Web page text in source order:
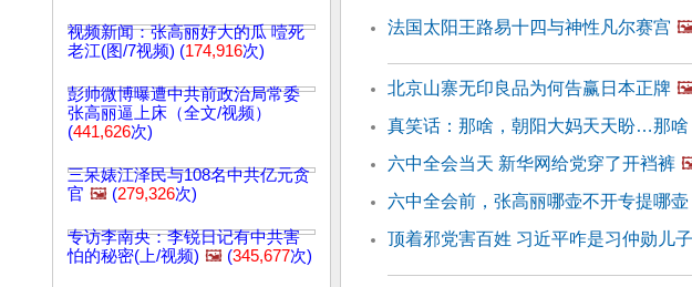
视频新闻：张高丽好大的瓜 噎死
老江(图/7视频) (174,916次)
彭帅微博曝遭中共前政治局常委
张高丽逼上床（全文/视频）
(441,626次)
三呆婊江泽民与108名中共亿元贪
官 🖼️ (279,326次)
专访李南央：李锐日记有中共害
怕的秘密(上/视频) 🖼️ (345,677次)
法国太阳王路易十四与神性凡尔赛宫
北京山寨无印良品为何告赢日本正牌
真笑话：那啥，朝阳大妈天天盼…那啥
六中全会当天 新华网给党穿了开裆裤
六中全会前，张高丽哪壶不开专提哪壶
顶着邪党害百姓 习近平咋是习仲勋儿子